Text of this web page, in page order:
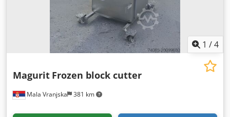
1 /4
Mala Vranjska 381 km
Magurit Frozen block cutter